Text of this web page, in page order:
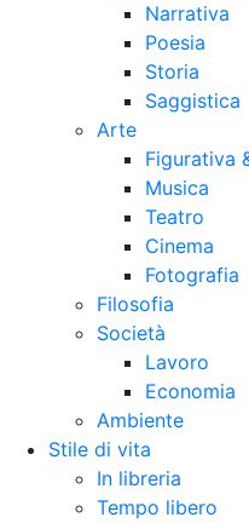
Narrativa
Poesia
Storia
Saggistica
Arte
Figurativa
Musica
Teatro
Cinema
Fotografia
Filosofia
Società
Lavoro
Economia
Ambiente
Stile di vita
In libreria
Tempo libero